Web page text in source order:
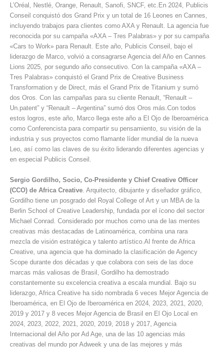
L’Oréal, Nestlé, Orange, Renault, Sanofi, SNCF, etc.En 2024, Publicis
Conseil conquistó dos Grand Prix y un total de 16 Leones en Cannes,
incluyendo trabajos para clientes como AXA y Renault. La agencia fue
reconocida por su campaña «AXA – Tres Palabras» y por su campaña
«Cars to Work» para Renault. Este año, Publicis Conseil, bajo el
liderazgo de Marco, volvió a consagrarse Agencia del Año en Cannes
Lions 2025, por segundo año consecutivo. Con la campaña «AXA –
Tres Palabras» conquistó el Grand Prix de Creative Business
Transformation y de Direct, más el Grand Prix de Titanium y sumó
dos Oros. Con las campañas para su cliente Renault, “Renault –
Un.patent” y “Renault – Argentina” sumó dos Oros más.Con todos
estos logros, este año, Marco llega este año a El Ojo de Iberoamérica
como Conferencista para compartir su pensamiento, su visión de la
industria y sus proyectos como flamante líder mundial de la nueva
Leo, así como las claves de su éxito liderando diferentes agencias y
en especial Publicis Conseil.
Sergio Gordilho, Socio, Co-Presidente y Chief Creative Officer
(CCO) de Africa Creative . Arquitecto, dibujante y diseñador gráfico,
Gordilho tiene un posgrado del Royal College of Art y un MBA de la
Berlin School of Creative Leadership, fundada por el ícono del sector
Michael Conrad. Considerado por muchos como una de las mentes
creativas más destacadas de Latinoamérica, combina una rara
mezcla de visión estratégica y talento artístico.Al frente de Africa
Creative, una agencia que ha dominado la clasificación de Agency
Scope durante dos décadas y que colabora con seis de las doce
marcas más valiosas de Brasil, Gordilho ha demostrado
constantemente su excelencia creativa a escala mundial. Bajo su
liderazgo, Africa Creative ha sido nombrada 6 veces Mejor Agencia de
Iberoamérica, en El Ojo de Iberoamérica en 2024, 2023, 2021, 2020,
2019 y 2017 y 8 veces Mejor Agencia de Brasil en El Ojo Local en
2024, 2023, 2022, 2021, 2020, 2019, 2018 y 2017, Agencia
Internacional del Año por Ad Age, una de las 10 agencias más
creativas del mundo por Adweek y una de las mejores y más